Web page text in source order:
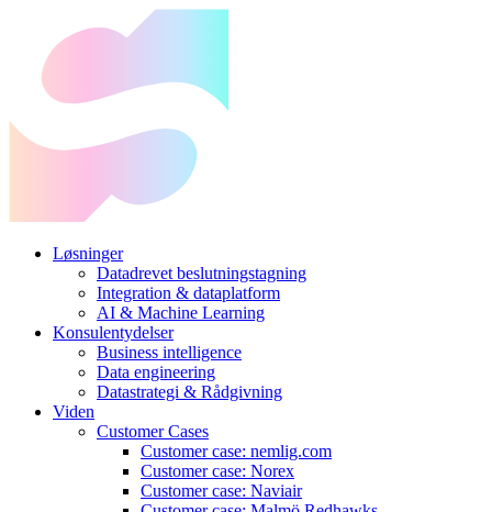
Løsninger
Datadrevet beslutningstagning
Integration & dataplatform
AI & Machine Learning
Konsulentydelser
Business intelligence
Data engineering
Datastrategi & Rådgivning
Viden
Customer Cases
Customer case: nemlig.com
Customer case: Norex
Customer case: Naviair